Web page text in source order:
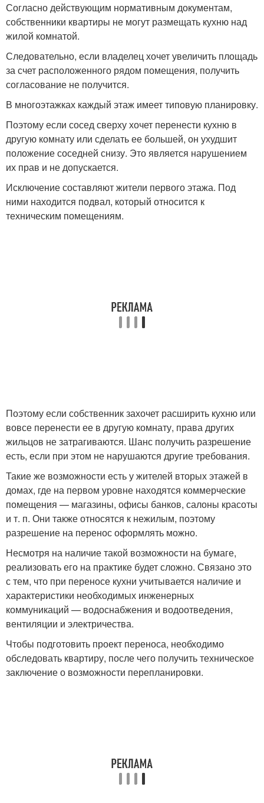
Согласно действующим нормативным документам,
собственники квартиры не могут размещать кухню над
жилой комнатой.
Следовательно, если владелец хочет увеличить площадь
за счет расположенного рядом помещения, получить
согласование не получится.
В многоэтажках каждый этаж имеет типовую планировку.
Поэтому если сосед сверху хочет перенести кухню в
другую комнату или сделать ее большей, он ухудшит
положение соседней снизу. Это является нарушением
их прав и не допускается.
Исключение составляют жители первого этажа. Под
ними находится подвал, который относится к
техническим помещениям.
Поэтому если собственник захочет расширить кухню или
вовсе перенести ее в другую комнату, права других
жильцов не затрагиваются. Шанс получить разрешение
есть, если при этом не нарушаются другие требования.
Такие же возможности есть у жителей вторых этажей в
домах, где на первом уровне находятся коммерческие
помещения — магазины, офисы банков, салоны красоты
и т. п. Они также относятся к нежилым, поэтому
разрешение на перенос оформлять можно.
Несмотря на наличие такой возможности на бумаге,
реализовать его на практике будет сложно. Связано это
с тем, что при переносе кухни учитывается наличие и
характеристики необходимых инженерных
коммуникаций — водоснабжения и водоотведения,
вентиляции и электричества.
Чтобы подготовить проект переноса, необходимо
обследовать квартиру, после чего получить техническое
заключение о возможности перепланировки.